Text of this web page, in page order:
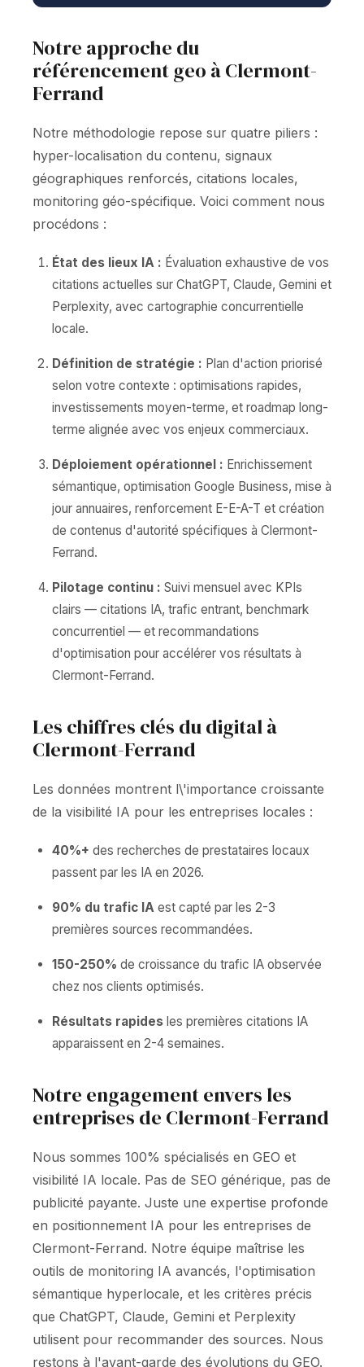
Notre approche du
référencement geo à Clermont-
Ferrand
Notre méthodologie repose sur quatre piliers :
hyper-localisation du contenu, signaux
géographiques renforcés, citations locales,
monitoring géo-spécifique. Voici comment nous
procédons :
État des lieux IA : Évaluation exhaustive de vos
citations actuelles sur ChatGPT, Claude, Gemini et
Perplexity, avec cartographie concurrentielle
locale.
Définition de stratégie : Plan d'action priorisé
selon votre contexte : optimisations rapides,
investissements moyen-terme, et roadmap long-
terme alignée avec vos enjeux commerciaux.
Déploiement opérationnel : Enrichissement
sémantique, optimisation Google Business, mise à
jour annuaires, renforcement E-E-A-T et création
de contenus d'autorité spécifiques à Clermont-
Ferrand.
Pilotage continu : Suivi mensuel avec KPIs
clairs — citations IA, trafic entrant, benchmark
concurrentiel — et recommandations
d'optimisation pour accélérer vos résultats à
Clermont-Ferrand.
Les chiffres clés du digital à
Clermont-Ferrand
Les données montrent l\'importance croissante
de la visibilité IA pour les entreprises locales :
40%+ des recherches de prestataires locaux
passent par les IA en 2026.
90% du trafic IA est capté par les 2-3
premières sources recommandées.
150-250% de croissance du trafic IA observée
chez nos clients optimisés.
Résultats rapides les premières citations IA
apparaissent en 2-4 semaines.
Notre engagement envers les
entreprises de Clermont-Ferrand
Nous sommes 100% spécialisés en GEO et
visibilité IA locale. Pas de SEO générique, pas de
publicité payante. Juste une expertise profonde
en positionnement IA pour les entreprises de
Clermont-Ferrand. Notre équipe maîtrise les
outils de monitoring IA avancés, l'optimisation
sémantique hyperlocale, et les critères précis
que ChatGPT, Claude, Gemini et Perplexity
utilisent pour recommander des sources. Nous
restons à l'avant-garde des évolutions du GEO.